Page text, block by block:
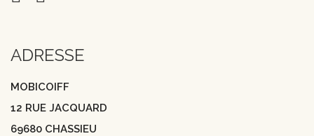
ADRESSE
MOBICOIFF
12 RUE JACQUARD
69680 CHASSIEU